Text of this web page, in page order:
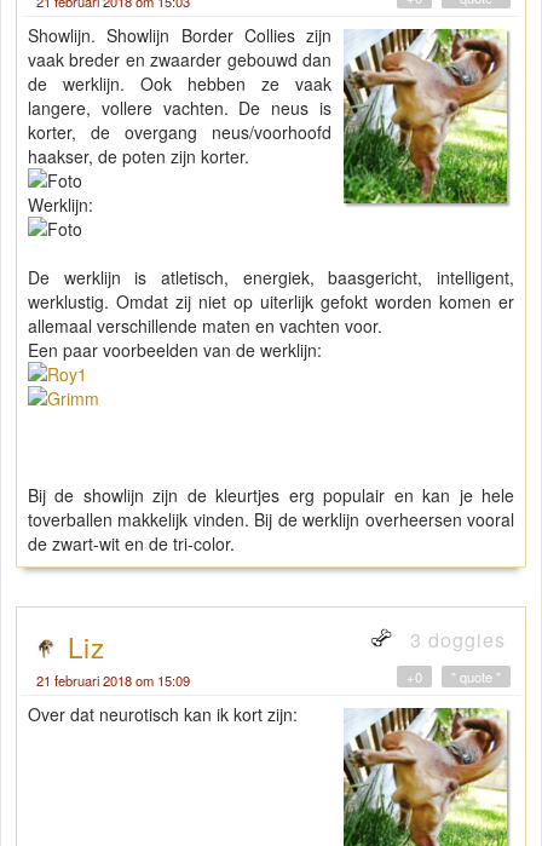
Showlijn. Showlijn Border Collies zijn
vaak breder en zwaarder gebouwd dan
de werklijn. Ook hebben ze vaak
langere, vollere vachten. De neus is
korter, de overgang neus/voorhoofd
haakser, de poten zijn korter.
Werklijn:
De werklijn is atletisch, energiek, baasgericht, intelligent,
werklustig. Omdat zij niet op uiterlijk gefokt worden komen er
allemaal verschillende maten en vachten voor.
Een paar voorbeelden van de werklijn:
Bij de showlijn zijn de kleurtjes erg populair en kan je hele
toverballen makkelijk vinden. Bij de werklijn overheersen vooral
de zwart-wit en de tri-color.
Liz 3 doggies
21 februari 2018 om 15:09 " quote "
+0
Over dat neurotisch kan ik kort zijn: